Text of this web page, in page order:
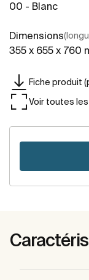
00 - Blanc
Dimensions
355 x 655 x 760
Fiche produit
Voir toutes